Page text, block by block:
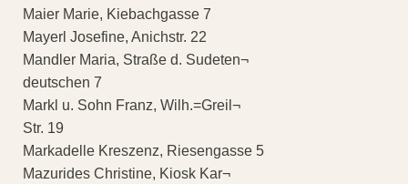
Maier Marie, Kiebachgasse 7
Mayerl Josefine, Anichstr. 22
Mandler Maria, Straße d. Sudeten¬
deutschen 7
Markl u. Sohn Franz, Wilh.=Greil¬
Str. 19
Markadelle Kreszenz, Riesengasse 5
Mazurides Christine, Kiosk Kar¬